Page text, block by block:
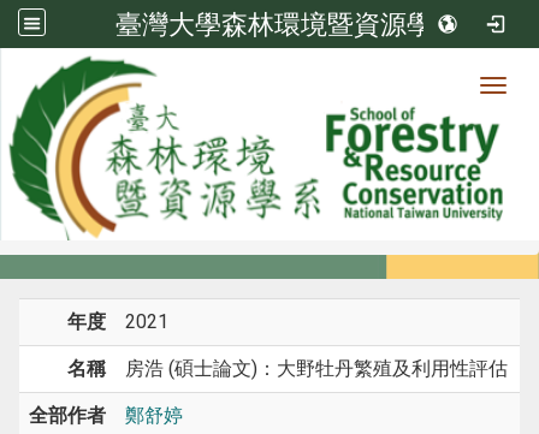
臺灣大學森林環境暨資源學系
系所成員
系所成員
年度 2021
名稱 房浩 (碩士論文)：大野牡丹繁殖及利用性評估
全部作者 鄭舒婷